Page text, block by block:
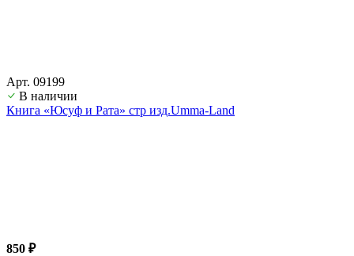
Арт. 09199
В наличии
Книга «Юсуф и Рата» стр изд.Umma-Land
850 ₽